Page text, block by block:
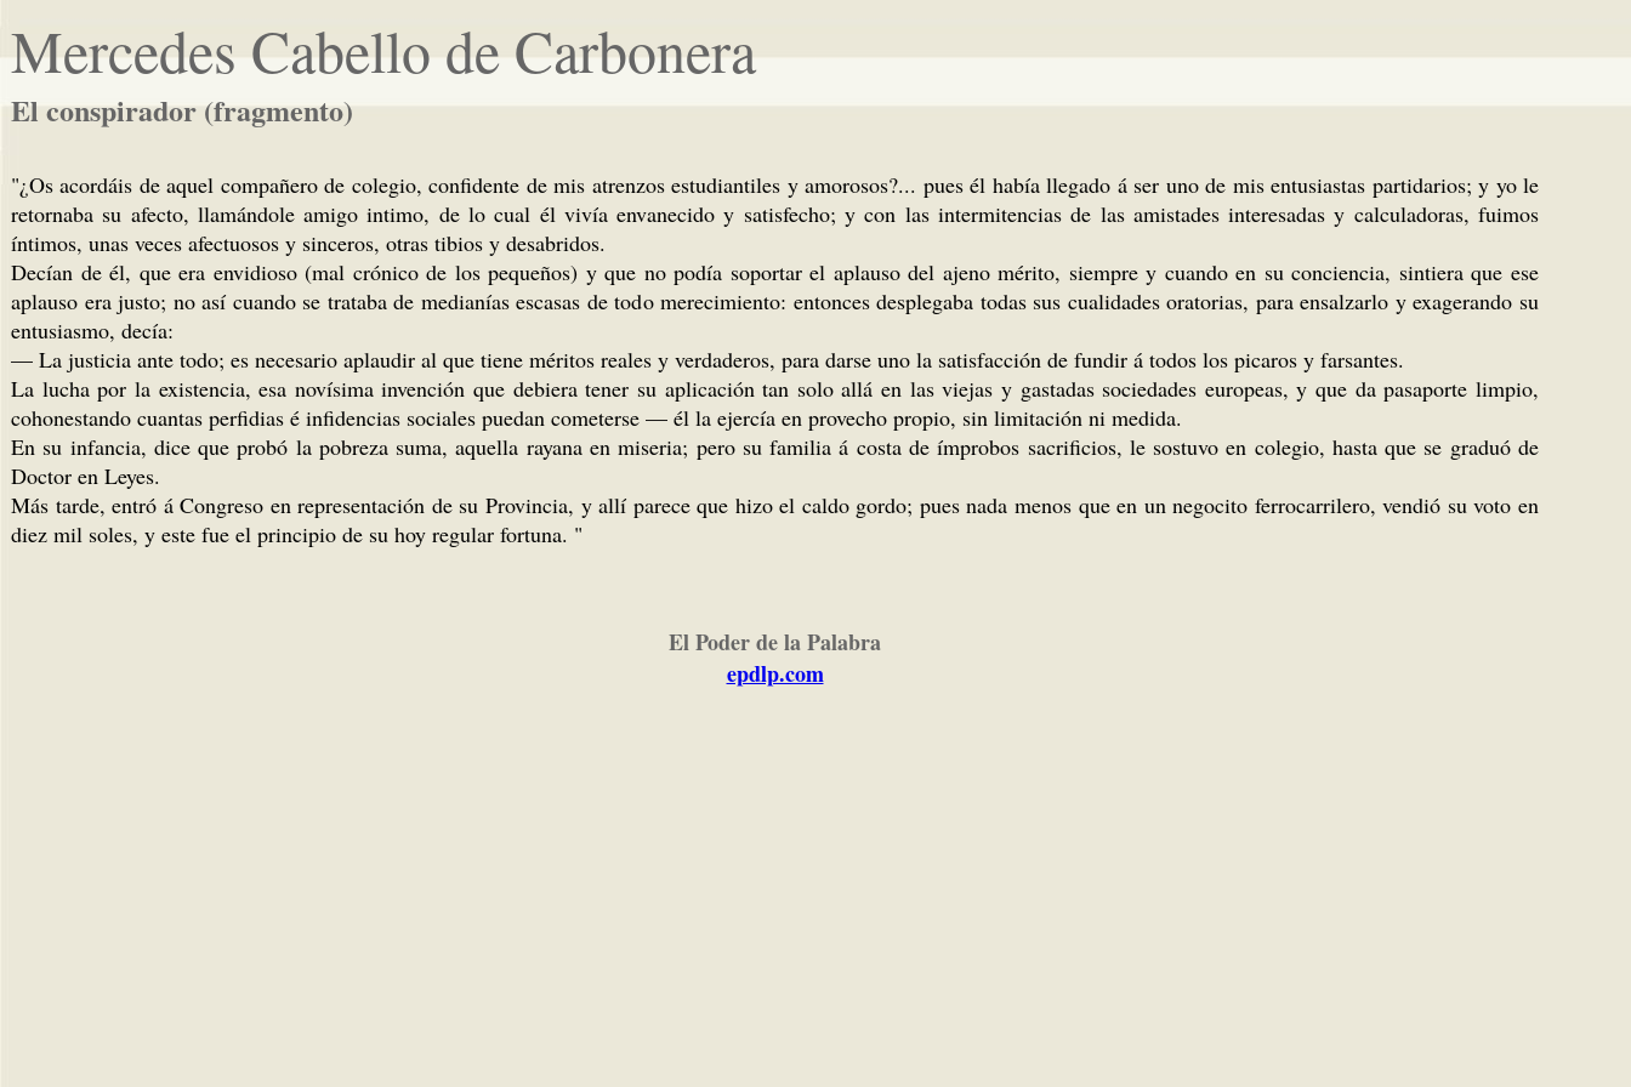
Mercedes Cabello de Carbonera
El conspirador (fragmento)
"¿Os acordáis de aquel compañero de colegio, confidente de mis atrenzos estudiantiles y amorosos?... pues él había llegado á ser uno de mis entusiastas partidarios; y yo le
retornaba su afecto, llamándole amigo intimo, de lo cual él vivía envanecido y satisfecho; y con las intermitencias de las amistades interesadas y calculadoras, fuimos
íntimos, unas veces afectuosos y sinceros, otras tibios y desabridos.
Decían de él, que era envidioso (mal crónico de los pequeños) y que no podía soportar el aplauso del ajeno mérito, siempre y cuando en su conciencia, sintiera que ese
aplauso era justo; no así cuando se trataba de medianías escasas de todo merecimiento: entonces desplegaba todas sus cualidades oratorias, para ensalzarlo y exagerando su
entusiasmo, decía:
— La justicia ante todo; es necesario aplaudir al que tiene méritos reales y verdaderos, para darse uno la satisfacción de fundir á todos los picaros y farsantes.
La lucha por la existencia, esa novísima invención que debiera tener su aplicación tan solo allá en las viejas y gastadas sociedades europeas, y que da pasaporte limpio,
cohonestando cuantas perfidias é infidencias sociales puedan cometerse — él la ejercía en provecho propio, sin limitación ni medida.
En su infancia, dice que probó la pobreza suma, aquella rayana en miseria; pero su familia á costa de ímprobos sacrificios, le sostuvo en colegio, hasta que se graduó de
Doctor en Leyes.
Más tarde, entró á Congreso en representación de su Provincia, y allí parece que hizo el caldo gordo; pues nada menos que en un negocito ferrocarrilero, vendió su voto en
diez mil soles, y este fue el principio de su hoy regular fortuna. "
El Poder de la Palabra
epdlp.com